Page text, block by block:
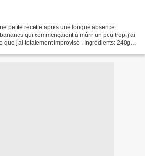
petite recette après une longue absence.
qui commençaient à mûrir un peu trop, j'ai
que j'ai totalement improvisé . Ingrédients: 240g